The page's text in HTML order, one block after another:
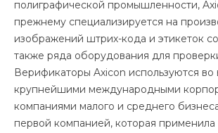
полиграфической промышленности,
прежнему специализируется на
изображений штрих-кода и этикеток
также ряда оборудования для
Верификаторы Axicon используются во
крупнейшими международными
компаниями малого и среднего
первой компанией, которая